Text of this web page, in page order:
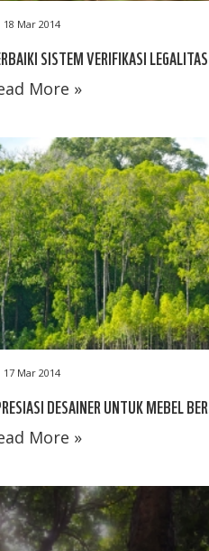
18 Mar 2014
SISTEM VERIFIKASI
More »
17 Mar 2014
DESAINER UNTUK MEBEL
More »